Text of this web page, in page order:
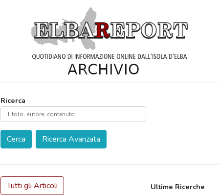
Ricerca
Cerca Ricerca Avanzata
Tutti gli Articoli
Ultime Ricerche